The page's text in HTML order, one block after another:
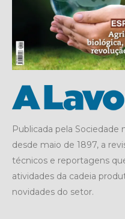
Publicada pela Sociedade
desde maio de 1897, a
técnicos e reportagens
atividades da cadeia
novidades do setor.